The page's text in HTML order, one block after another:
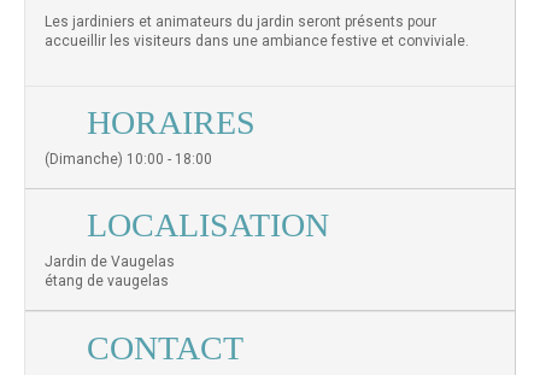
Les jardiniers et animateurs du jardin seront présents pour
accueillir les visiteurs dans une ambiance festive et conviviale.
HORAIRES
(Dimanche) 10:00 - 18:00
LOCALISATION
Jardin de Vaugelas
étang de vaugelas
CONTACT